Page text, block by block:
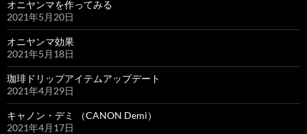
オニヤンマを作ってみる
2021年5月20日
オニヤンマ効果
2021年5月18日
珈琲ドリップアイテムアップデート
2021年4月29日
キャノン・デミ （CANON Demi）
2021年4月17日